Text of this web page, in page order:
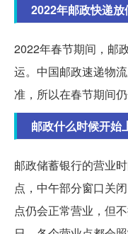
2022年邮政快递放
2022年春节期间，邮
运。中国邮政速递物
准，所以在春节期间仍
邮政什么时候开始
邮政储蓄银行的营业
点，中午部分窗口关
点仍会正常营业，但